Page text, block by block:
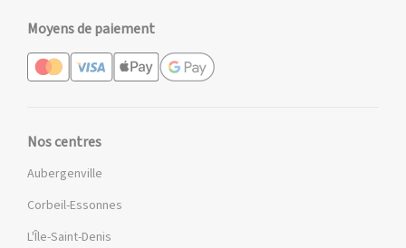
Moyens de paiement
Nos centres
Aubergenville
Corbeil-Essonnes
L'Île-Saint-Denis